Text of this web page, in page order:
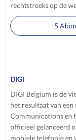
rechtstreeks op de
5
DIGI
DIGI Belgium is de
het resultaat van een
Communications en
officieel gelanceerd
mobiele telefonie en